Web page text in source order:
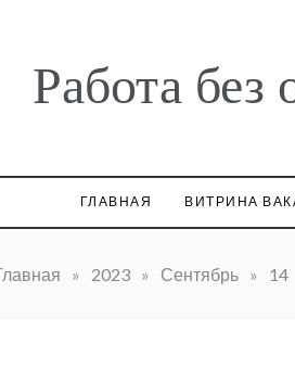
Работа без
ГЛАВНАЯ ВИТРИНА
» 2023 » Сентябрь » 14